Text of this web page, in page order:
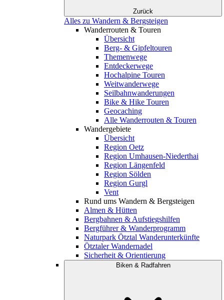
Zurück
Alles zu Wandern & Bergsteigen
Wanderrouten & Touren
Übersicht
Berg- & Gipfeltouren
Themenwege
Entdeckerwege
Hochalpine Touren
Weitwanderwege
Seilbahnwanderungen
Bike & Hike Touren
Geocaching
Alle Wanderrouten & Touren
Wandergebiete
Übersicht
Region Oetz
Region Umhausen-Niederthai
Region Längenfeld
Region Sölden
Region Gurgl
Vent
Rund ums Wandern & Bergsteigen
Almen & Hütten
Bergbahnen & Aufstiegshilfen
Bergführer & Wanderprogramm
Naturpark Ötztal Wanderunterkünfte
Ötztaler Wandernadel
Sicherheit & Orientierung
Biken & Radfahren